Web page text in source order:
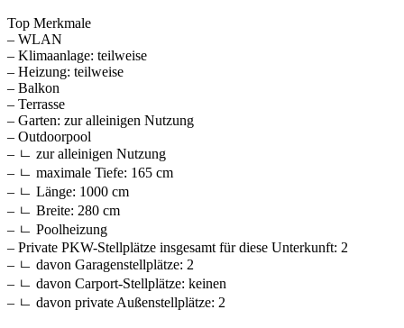
Top Merkmale
– WLAN
– Klimaanlage: teilweise
– Heizung: teilweise
– Balkon
– Terrasse
– Garten: zur alleinigen Nutzung
– Outdoorpool
– ㄴ zur alleinigen Nutzung
– ㄴ maximale Tiefe: 165 cm
– ㄴ Länge: 1000 cm
– ㄴ Breite: 280 cm
– ㄴ Poolheizung
– Private PKW-Stellplätze insgesamt für diese Unterkunft: 2
– ㄴ davon Garagenstellplätze: 2
– ㄴ davon Carport-Stellplätze: keinen
– ㄴ davon private Außen­stellplätze: 2